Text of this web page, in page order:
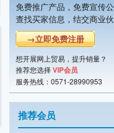
免费推广产品，免费宣传
查找买家信息，结交商业
→立即免费注册
想开展网上贸易，提升销量？
推荐您选择VIP会员
服务热线：0571-28990953
推荐会员
上海宿嘉粉体机械设备有
主营产品：混合机,粉碎机,振动
潍坊市友信粉体设备有限
江阴市天勤机械制造有限
上海细创粉体装备有限公
重庆帕泰克机械设备制造有